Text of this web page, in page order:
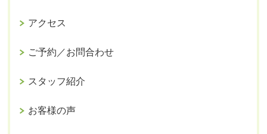
アクセス
ご予約／お問合わせ
スタッフ紹介
お客様の声